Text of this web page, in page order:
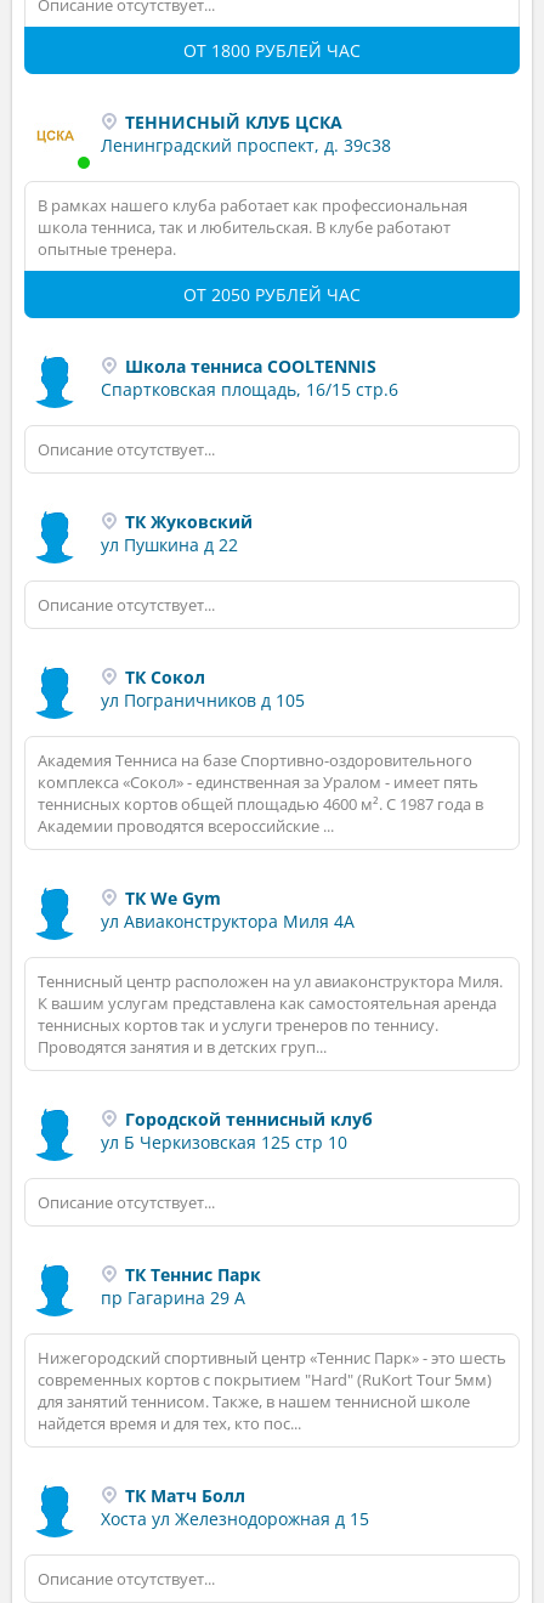
Описание отсутствует...
ОТ 1800 РУБЛЕЙ ЧАС
ТЕННИСНЫЙ КЛУБ ЦСКА
Ленинградский проспект, д. 39с38
В рамках нашего клуба работает как профессиональная
школа тенниса, так и любительская. В клубе работают
опытные тренера.
ОТ 2050 РУБЛЕЙ ЧАС
Школа тенниса COOLTENNIS
Спартковская площадь, 16/15 стр.6
Описание отсутствует...
ТК Жуковский
ул Пушкина д 22
Описание отсутствует...
ТК Сокол
ул Пограничников д 105
Академия Тенниса на базе Спортивно-оздоровительного
комплекса «Сокол» - единственная за Уралом - имеет пять
теннисных кортов общей площадью 4600 м². С 1987 года в
Академии проводятся всероссийские ...
ТК We Gym
ул Авиаконструктора Миля 4А
Теннисный центр расположен на ул авиаконструктора Миля.
К вашим услугам представлена как самостоятельная аренда
теннисных кортов так и услуги тренеров по теннису.
Проводятся занятия и в детских груп...
Городской теннисный клуб
ул Б Черкизовская 125 стр 10
Описание отсутствует...
ТК Теннис Парк
пр Гагарина 29 А
Нижегородский спортивный центр «Теннис Парк» - это шесть
современных кортов с покрытием "Нard" (RuKort Tour 5мм)
для занятий теннисом. Также, в нашем теннисной школе
найдется время и для тех, кто пос...
ТК Матч Болл
Хоста ул Железнодорожная д 15
Описание отсутствует...